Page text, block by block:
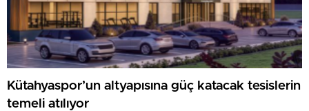
Kütahyaspor’un altyapısına güç katacak tesislerin
temeli atılıyor